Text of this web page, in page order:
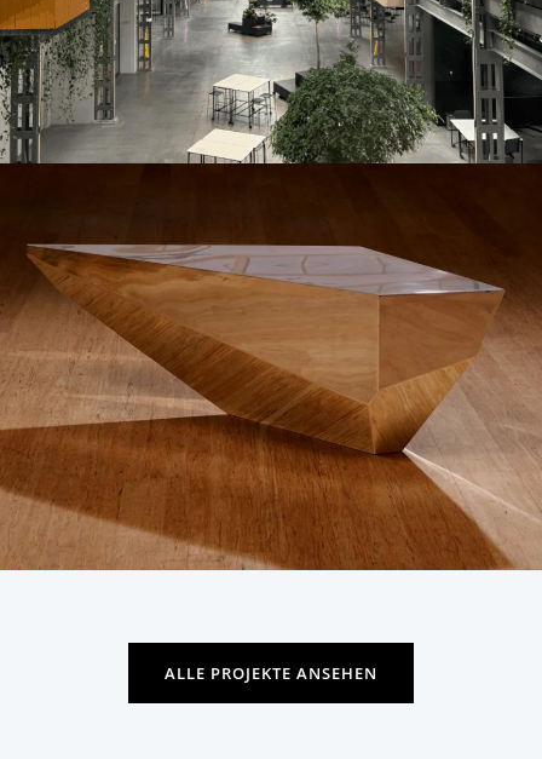
ALLE PROJEKTE ANSEHEN